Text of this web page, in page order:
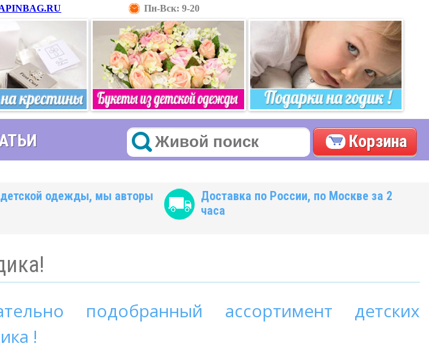
Пн-Вск: 9-20
Корзина
одежды, мы авторы
Доставка по России, по Москве за 2
часа
подобранный ассортимент детских
!